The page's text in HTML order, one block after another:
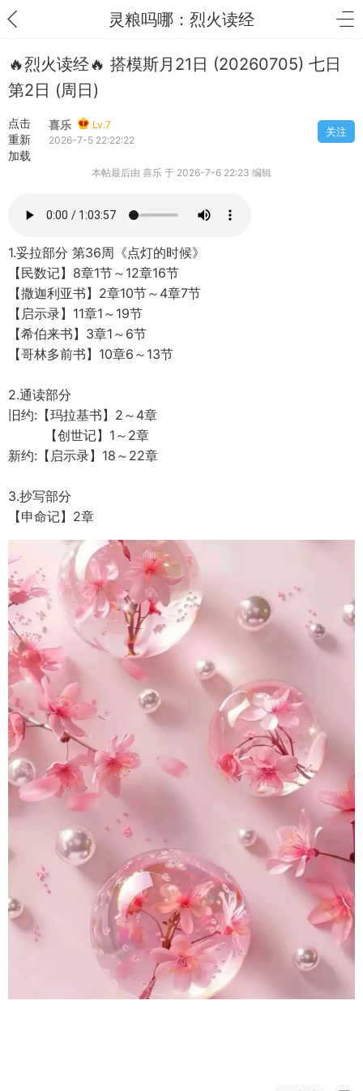
灵粮吗哪：烈火读经
🔥烈火读经🔥 搭模斯月21日 (20260705) 七日
第2日 (周日)
点击
重新
加载
喜乐
Lv.7
2026-7-5 22:22:22
关注
本帖最后由 喜乐 于 2026-7-6 22:23 编辑
1.妥拉部分 第36周《点灯的时候》
【民数记】8章1节～12章16节
【撒迦利亚书】2章10节～4章7节
【启示录】11章1～19节
【希伯来书】3章1～6节
【哥林多前书】10章6～13节
2.通读部分
旧约:【玛拉基书】2～4章
【创世记】1～2章
新约:【启示录】18～22章
3.抄写部分
【申命记】2章